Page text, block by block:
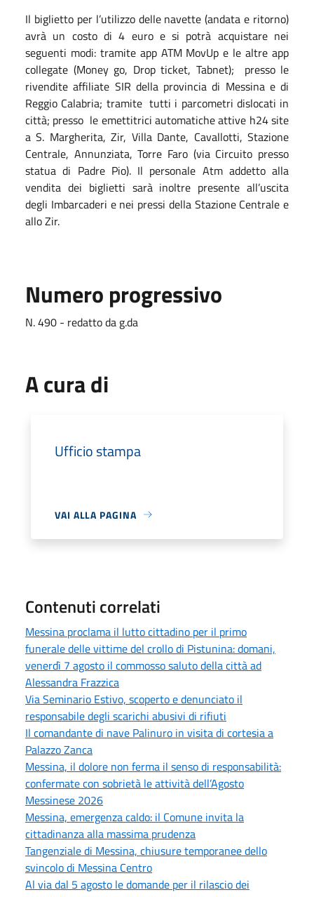
Il biglietto per l’utilizzo delle navette (andata e ritorno)
avrà un costo di 4 euro e si potrà acquistare nei
seguenti modi: tramite app ATM MovUp e le altre app
collegate (Money go, Drop ticket, Tabnet);
presso le
rivendite affiliate SIR della provincia di Messina e di
Reggio Calabria; tramite tutti i parcometri dislocati in
città; presso le emettitrici automatiche attive h24 site
a S. Margherita, Zir, Villa Dante, Cavallotti, Stazione
Centrale, Annunziata, Torre Faro (via Circuito presso
statua di Padre Pio). Il personale Atm addetto alla
vendita dei biglietti sarà inoltre presente all’uscita
degli Imbarcaderi e nei pressi della Stazione Centrale e
allo Zir.
Numero progressivo
N. 490 - redatto da g.da
A cura di
Ufficio stampa
VAI ALLA PAGINA
Contenuti correlati
Messina proclama il lutto cittadino per il primo
funerale delle vittime del crollo di Pistunina: domani,
venerdì 7 agosto il commosso saluto della città ad
Alessandra Frazzica
Via Seminario Estivo, scoperto e denunciato il
responsabile degli scarichi abusivi di rifiuti
Il comandante di nave Palinuro in visita di cortesia a
Palazzo Zanca
Messina, il dolore non ferma il senso di responsabilità:
confermate con sobrietà le attività dell’Agosto
Messinese 2026
Messina, emergenza caldo: il Comune invita la
cittadinanza alla massima prudenza
Tangenziale di Messina, chiusure temporanee dello
svincolo di Messina Centro
Al via dal 5 agosto le domande per il rilascio dei